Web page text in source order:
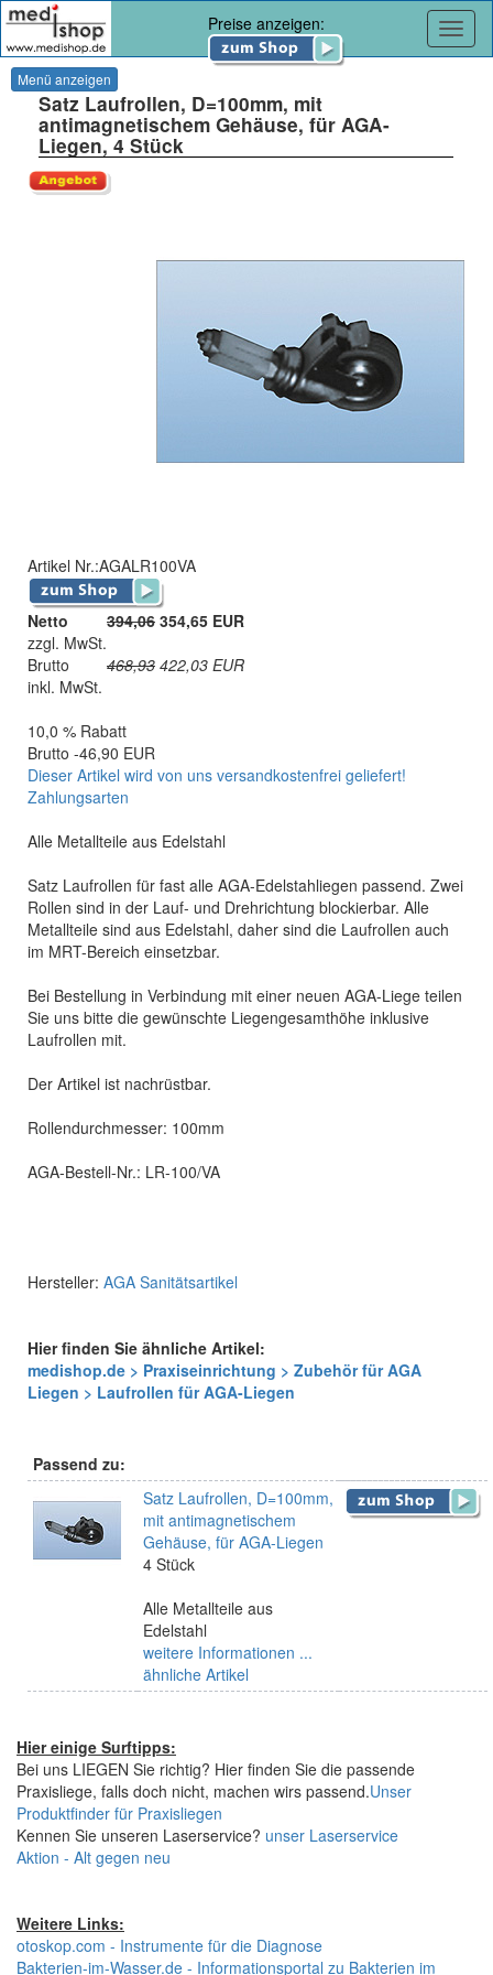
Preise anzeigen:
Menü anzeigen
Satz Laufrollen, D=100mm, mit
antimagnetischem Gehäuse, für AGA-
Liegen, 4 Stück
Artikel Nr.:AGALR100VA
Netto 394,06 354,65 EUR
zzgl. MwSt.
Brutto
468,93 422,03 EUR
inkl. MwSt.
10,0 % Rabatt
Brutto -46,90 EUR
Dieser Artikel wird von uns versandkostenfrei geliefert!
Zahlungsarten
Alle Metallteile aus Edelstahl
Satz Laufrollen für fast alle AGA-Edelstahliegen passend. Zwei
Rollen sind in der Lauf- und Drehrichtung blockierbar. Alle
Metallteile sind aus Edelstahl, daher sind die Laufrollen auch
im MRT-Bereich einsetzbar.
Bei Bestellung in Verbindung mit einer neuen AGA-Liege teilen
Sie uns bitte die gewünschte Liegengesamthöhe inklusive
Laufrollen mit.
Der Artikel ist nachrüstbar.
Rollendurchmesser: 100mm
AGA-Bestell-Nr.: LR-100/VA
Hersteller: AGA Sanitätsartikel
Hier finden Sie ähnliche Artikel:
medishop.de > Praxiseinrichtung > Zubehör für AGA
Liegen > Laufrollen für AGA-Liegen
Passend zu:
Satz Laufrollen, D=100mm,
mit antimagnetischem
Gehäuse, für AGA-Liegen
4 Stück
Alle Metallteile aus
Edelstahl
weitere Informationen ...
ähnliche Artikel
Hier einige Surftipps:
Bei uns LIEGEN Sie richtig? Hier finden Sie die passende
Praxisliege, falls doch nicht, machen wirs passend.Unser
Produktfinder für Praxisliegen
Kennen Sie unseren Laserservice? unser Laserservice
Aktion - Alt gegen neu
Weitere Links:
otoskop.com - Instrumente für die Diagnose
Bakterien-im-Wasser.de - Informationsportal zu Bakterien im